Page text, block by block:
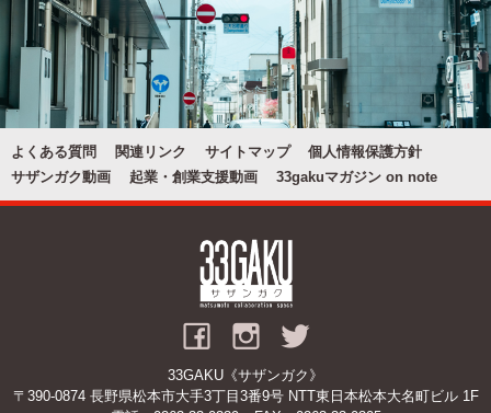
よくある質問 関連リンク サイトマップ
個人情報保護方針
サザンガク動画
起業・創業支援動画 33gakuマガジン on note
33GAKU《サザンガク》
〒390-0874 長野県松本市大手3丁目3番9号 NTT東日本松本大名町ビル 1F